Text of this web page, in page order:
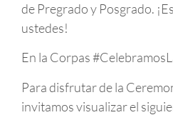
de Pregrado y Posgrado.
ustedes!
En la Corpas
Para disfrutar de la
invitamos visualizar el